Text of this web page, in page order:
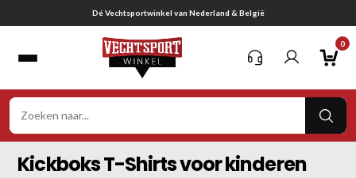
naar
Dé Vechtsportwinkel van Nederland & België
0
Kickboks T-Shirts voor kinderen